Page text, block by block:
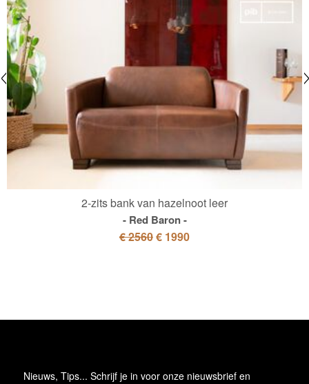
2-zits bank van hazelnoot leer
Red Baron
€ 2560€ 1990
Nieuws, Tips... Schrijf je in voor onze nieuwsbrief en